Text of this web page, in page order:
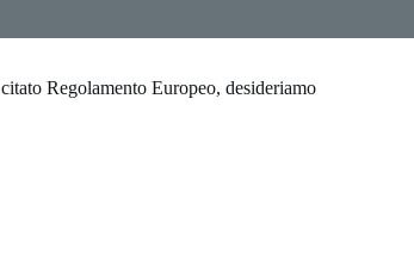
Regolamento Europeo, desideriamo